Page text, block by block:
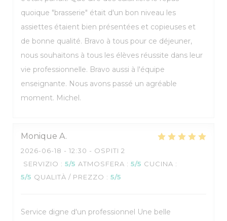
quoique "brasserie" était d'un bon niveau les
assiettes étaient bien présentées et copieuses et
de bonne qualité. Bravo à tous pour ce déjeuner,
nous souhaitons à tous les élèves réussite dans leur
vie professionnelle. Bravo aussi à l'équipe
enseignante. Nous avons passé un agréable
moment. Michel.
Monique A
2026-06-18 - 12:30 - OSPITI 2
SERVIZIO : 5/5 ATMOSFERA : 5/5 CUCINA :
5/5 QUALITÀ / PREZZO : 5/5
Service digne d'un professionnel Une belle
Restaurant pédagogique :